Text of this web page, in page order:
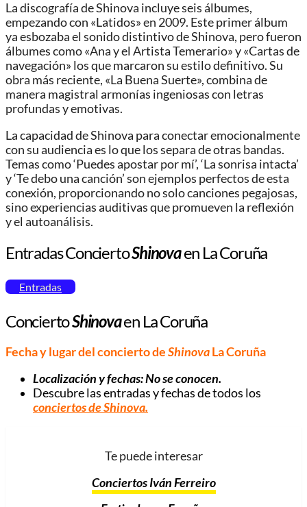
La discografía de Shinova incluye seis álbumes,
empezando con «Latidos» en 2009. Este primer álbum
ya esbozaba el sonido distintivo de Shinova, pero fueron
álbumes como «Ana y el Artista Temerario» y «Cartas de
navegación» los que marcaron su estilo definitivo. Su
obra más reciente, «La Buena Suerte», combina de
manera magistral armonías ingeniosas con letras
profundas y emotivas.
La capacidad de Shinova para conectar emocionalmente
con su audiencia es lo que los separa de otras bandas.
Temas como ‘Puedes apostar por mí’, ‘La sonrisa intacta’
y ‘Te debo una canción’ son ejemplos perfectos de esta
conexión, proporcionando no solo canciones pegajosas,
sino experiencias auditivas que promueven la reflexión
y el autoanálisis.
Entradas ConciertoShinovaen La Coruña
Entradas
ConciertoShinovaen La Coruña
Fecha y lugar del concierto deShinovaLa Coruña
Localización y fechas: No se conocen.
Descubre las entradas y fechas de todos los
conciertos deShinova.
Te puede interesar
Conciertos Iván Ferreiro